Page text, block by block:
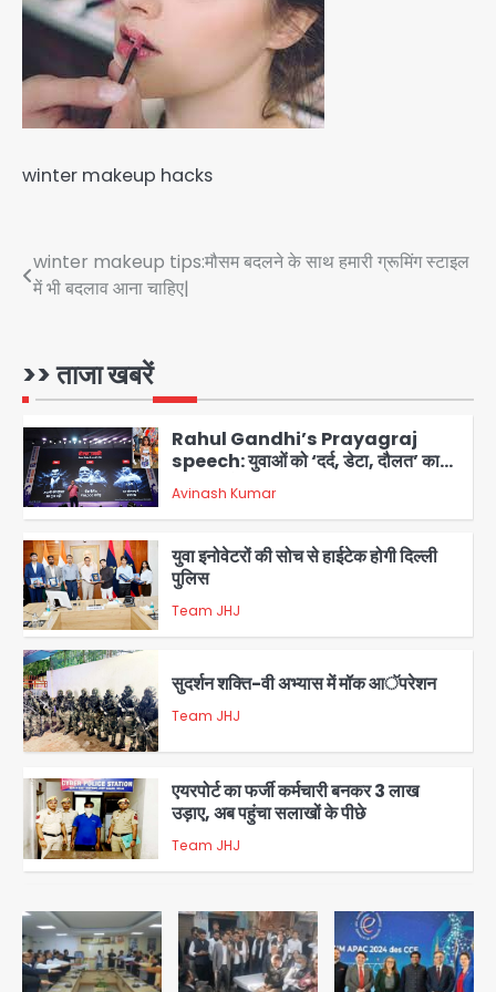
winter makeup hacks
Post
navigation
winter makeup tips:मौसम बदलने के साथ हमारी ग्रूमिंग स्टाइल
में भी बदलाव आना चाहिए|
>> ताजा खबरें
सुदर्शन शक्ति-वी अभ्यास में मॉक आॅपरेशन
Team JHJ
5
Team JHJ
1
2
Rahul Gandhi’s Prayagraj
speech: युवाओं को ‘दर्द, डेटा, दौलत’ का
संदेश, बीजेपी का वार
Avinash Kumar
3
युवा इनोवेटरों की सोच से हाईटेक होगी दिल्ली
पुलिस
Team JHJ
4
सुदर्शन शक्ति-वी अभ्यास में मॉक आॅपरेशन
Team JHJ
5
एयरपोर्ट का फर्जी कर्मचारी बनकर 3 लाख
उड़ाए, अब पहुंचा सलाखों के पीछे
Team JHJ
1
Noida Sector-49: सेक्टर-49 में 18
साल की मेड ने की खुदकुशी, शरीर पर नहीं मिली
कोई बाहरी
Avinash Kumar